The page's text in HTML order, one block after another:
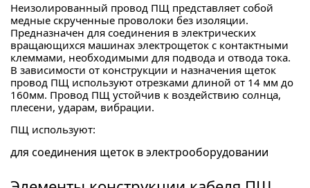
Неизолированный провод ПЩ представляет собой
медные скрученные проволоки без изоляции.
Предназначен для соединения в электрических
вращающихся машинах электрощеток с контактными
клеммами, необходимыми для подвода и отвода тока.
В зависимости от конструкции и назначения щеток
провод ПЩ используют отрезками длиной от 14 мм до
160мм. Провод ПЩ устойчив к воздействию солнца,
плесени, ударам, вибрации.
ПЩ используют:
для соединения щеток в электрооборудовании